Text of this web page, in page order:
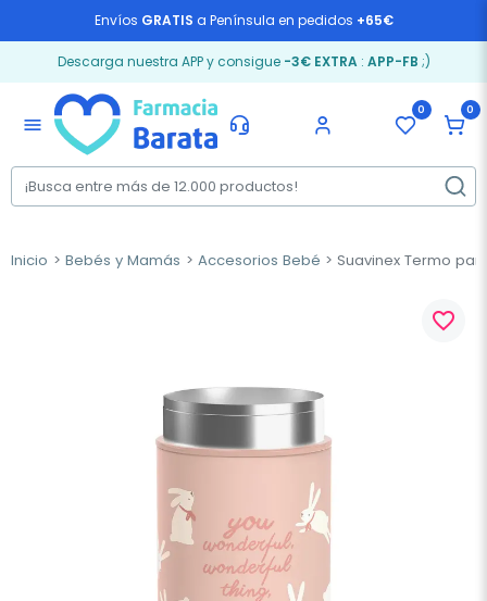
Envíos GRATIS a Península en pedidos +65€
Descarga nuestra APP y consigue -3€ EXTRA: APP-FB ;)
menu
0 0
Inicio Bebés y Mamás Accesorios Bebé Suavinex Termo
favorite_border